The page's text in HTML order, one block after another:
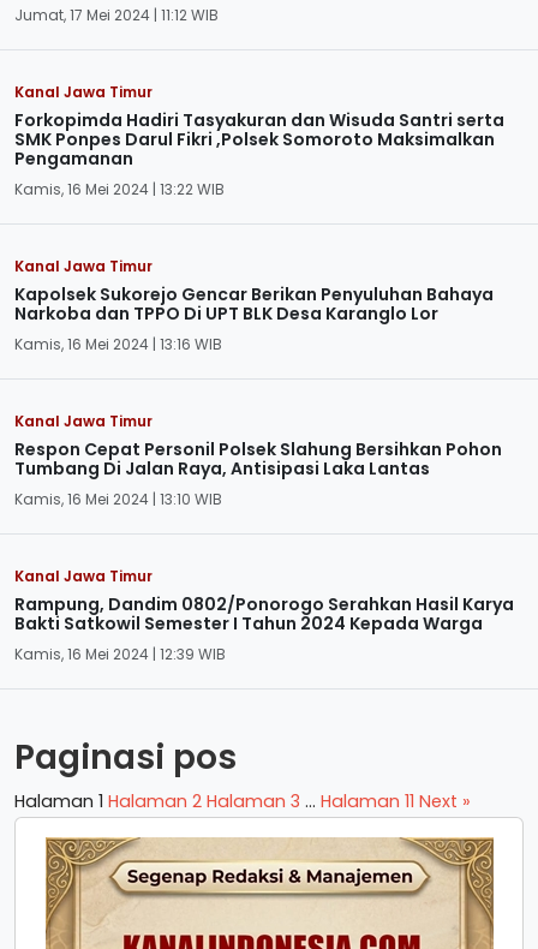
Jumat, 17 Mei 2024 | 11:12 WIB
Kanal Jawa Timur
Forkopimda Hadiri Tasyakuran dan Wisuda Santri serta
SMK Ponpes Darul Fikri ,Polsek Somoroto Maksimalkan
Pengamanan
Kamis, 16 Mei 2024 | 13:22 WIB
Kanal Jawa Timur
Kapolsek Sukorejo Gencar Berikan Penyuluhan Bahaya
Narkoba dan TPPO Di UPT BLK Desa Karanglo Lor
Kamis, 16 Mei 2024 | 13:16 WIB
Kanal Jawa Timur
Respon Cepat Personil Polsek Slahung Bersihkan Pohon
Tumbang Di Jalan Raya, Antisipasi Laka Lantas
Kamis, 16 Mei 2024 | 13:10 WIB
Kanal Jawa Timur
Rampung, Dandim 0802/Ponorogo Serahkan Hasil Karya
Bakti Satkowil Semester I Tahun 2024 Kepada Warga
Kamis, 16 Mei 2024 | 12:39 WIB
Paginasi pos
Halaman 1 Halaman 2 Halaman 3 … Halaman 11 Next »